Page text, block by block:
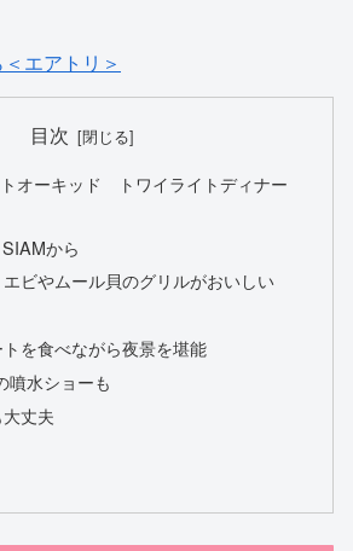
エアトリ＞
目次
オーキッド トワイライトディナー
から
ビやムール貝のグリルがおいしい
を食べながら夜景を堪能
噴水ショーも
丈夫